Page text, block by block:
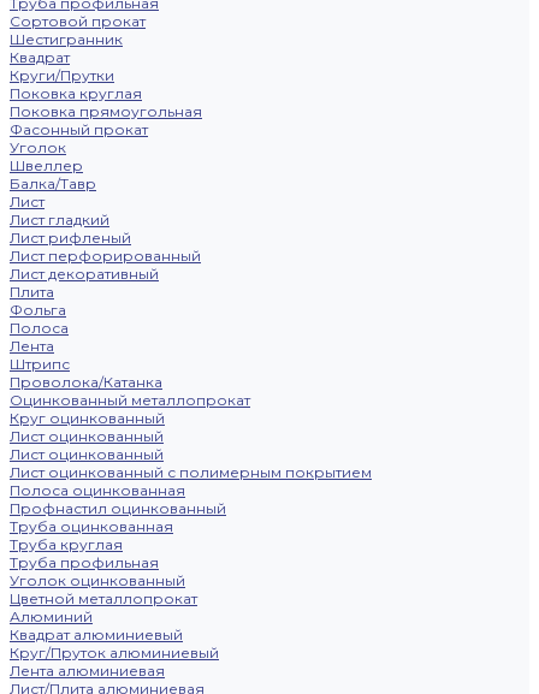
Сортовой прокат
Шестигранник
Квадрат
Круги/Прутки
Поковка круглая
Поковка прямоугольная
Фасонный прокат
Уголок
Швеллер
Балка/Тавр
Лист
Лист гладкий
Лист рифленый
Лист перфорированный
Лист декоративный
Плита
Фольга
Полоса
Лента
Штрипс
Проволока/Катанка
Оцинкованный металлопрокат
Круг оцинкованный
Лист оцинкованный
Лист оцинкованный
Лист оцинкованный с полимерным покрытием
Полоса оцинкованная
Профнастил оцинкованный
Труба оцинкованная
Труба круглая
Труба профильная
Уголок оцинкованный
Цветной металлопрокат
Алюминий
Квадрат алюминиевый
Круг/Пруток алюминиевый
Лента алюминиевая
Лист/Плита алюминиевая